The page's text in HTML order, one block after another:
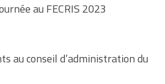
au FECRIS 2023
au conseil d’administration du